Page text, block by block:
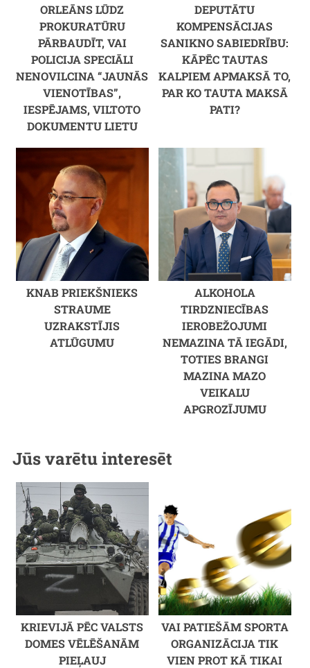
ORLEĀNS LŪDZ
PROKURATŪRU
PĀRBAUDĪT, VAI
POLICIJA SPECIĀLI
NENOVILCINA “JAUNĀS
VIENOTĪBAS”,
IESPĒJAMS, VILTOTO
DOKUMENTU LIETU
DEPUTĀTU
KOMPENSĀCIJAS
SANIKNO SABIEDRĪBU:
KĀPĒC TAUTAS
KALPIEM APMAKSĀ TO,
PAR KO TAUTA MAKSĀ
PATI?
KNAB PRIEKŠNIEKS
STRAUME
UZRAKSTĪJIS
ATLŪGUMU
ALKOHOLA
TIRDZNIECĪBAS
IEROBEŽOJUMI
NEMAZINA TĀ IEGĀDI,
TOTIES BRANGI
MAZINA MAZO
VEIKALU
APGROZĪJUMU
Jūs varētu interesēt
KRIEVIJĀ PĒC VALSTS
DOMES VĒLĒŠANĀM
PIEĻAUJ
VAI PATIEŠĀM SPORTA
ORGANIZĀCIJA TIK
VIEN PROT KĀ TIKAI